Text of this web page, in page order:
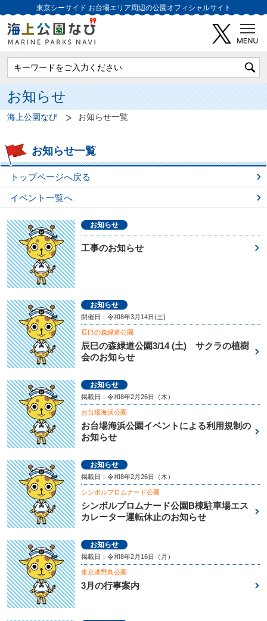
東京シーサイド お台場エリア周辺の公園オフィシャルサイト
お知らせ
海上公園なび お知らせ一覧
お知らせ一覧
トップページへ戻る
イベント一覧へ
お知らせ
工事のお知らせ
お知らせ
開催日：令和8年3月14日(土)
辰巳の森緑道公園
辰巳の森緑道公園3/14 (土) サクラの植樹
会のお知らせ
お知らせ
掲載日：令和8年2月26日（木）
お台場海浜公園
お台場海浜公園イベントによる利用規制の
お知らせ
お知らせ
掲載日：令和8年2月26日（木）
シンボルプロムナード公園
シンボルプロムナード公園B棟駐車場エス
カレーター運転休止のお知らせ
お知らせ
掲載日：令和8年2月16日（月）
東京港野鳥公園
3月の行事案内